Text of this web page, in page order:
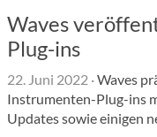
Waves
Plug-ins
22. Juni 2022 ·Waves
Instrumenten-Plug-ins
Updates sowie einigen